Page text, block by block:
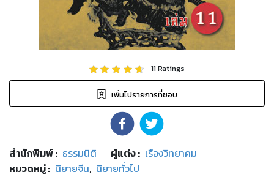
11Ratings
เพิ่มไปรายการที่ชอบ
สำนักพิมพ์: ธรรมนิติ ผู้แต่ง : เรืองวิทยาคม
หมวดหมู่: นิยายจีน, นิยายทั่วไป